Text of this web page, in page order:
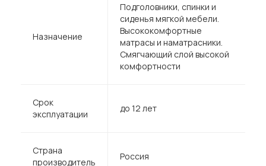
Назначение
Подголовники, спинки и
сиденья мягкой мебели.
Высококомфортные
матрасы и наматрасники.
Смягчающий слой высокой
комфортности
Срок
эксплуатации
до 12 лет
Страна
производитель
Россия